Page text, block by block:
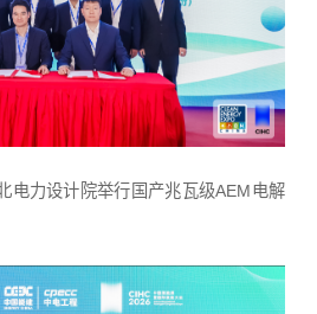
电力设计院举行国产兆瓦级AEM电解